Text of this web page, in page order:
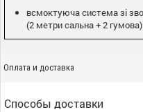
всмоктуюча система зі
(2 метри сальна + 2 гумова)
Оплата и доставка
Способы доставки